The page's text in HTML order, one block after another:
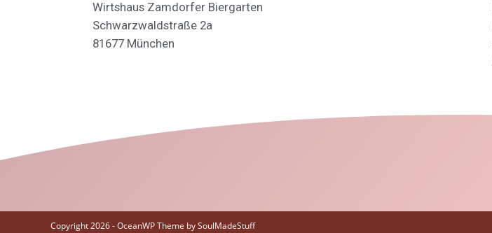
Wirtshaus Zamdorfer Biergarten
Schwarzwaldstraße 2a
81677 München
Copyright 2026 - OceanWP Theme by SoulMadeStuff